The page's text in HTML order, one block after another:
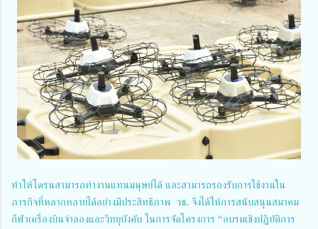
ทำให้โดรนสามารถทำงานแทนมนุษย์ได้ และสามารถรองรับการใช้งานใน
ภารกิจที่หลากหลายได้อย่างมีประสิทธิภาพ วช. จึงได้ให้การสนับสนุนสมาคม
กีฬาเครื่องบินจำลองและวิทยุบังคับ ในการจัดโครงการ “อบรมเชิงปฏิบัติการ